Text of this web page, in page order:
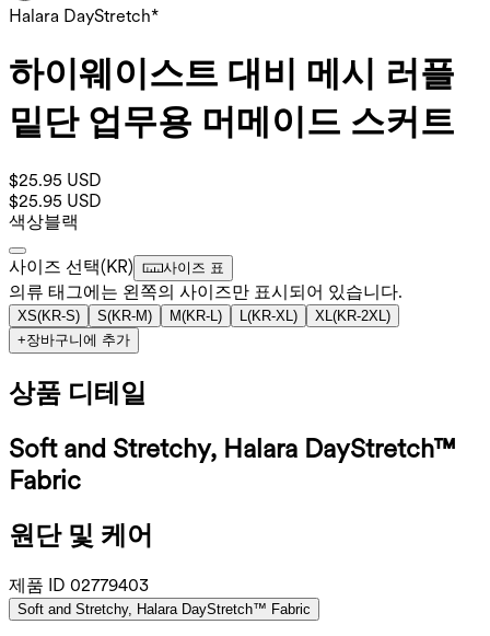
Halara DayStretch*
하이웨이스트 대비 메시 러플
밑단 업무용 머메이드 스커트
$25.95 USD
$25.95 USD
색상블랙
사이즈 선택(KR) 사이즈 표
의류 태그에는 왼쪽의 사이즈만 표시되어 있습니다.
XS(KR-S) S(KR-M) M(KR-L) L(KR-XL) XL(KR-2XL)
+장바구니에 추가
상품 디테일
Soft and Stretchy, Halara DayStretch™
Fabric
원단 및 케어
제품 ID 02779403
Soft and Stretchy, Halara DayStretch™ Fabric